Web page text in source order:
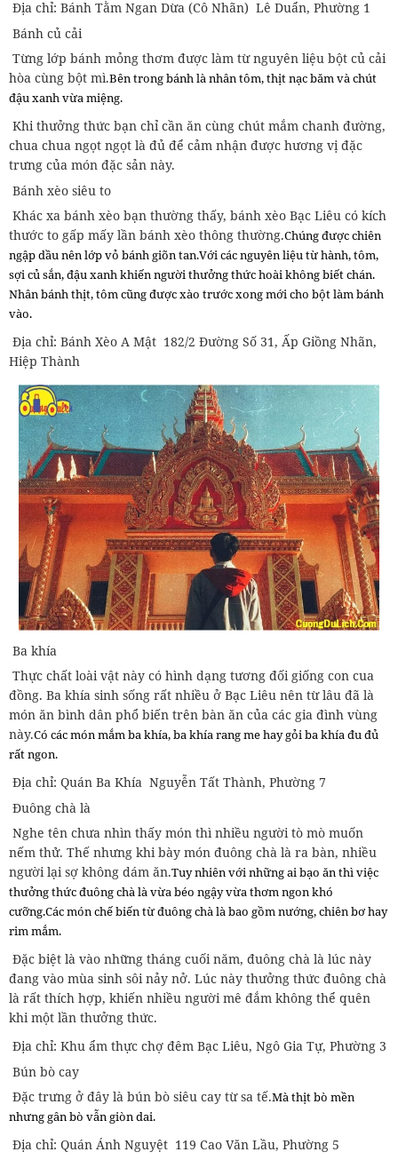
Địa chỉ: Bánh Tằm Ngan Dừa (Cô Nhãn) Lê Duẩn, Phường 1
Bánh củ cải
Từng lớp bánh mỏng thơm được làm từ nguyên liệu bột củ cải
hòa cùng bột mì.Bên trong bánh là nhân tôm, thịt nạc băm và chút
đậu xanh vừa miệng.
Khi thưởng thức bạn chỉ cần ăn cùng chút mắm chanh đường,
chua chua ngọt ngọt là đủ để cảm nhận được hương vị đặc
trưng của món đặc sản này.
Bánh xèo siêu to
Khác xa bánh xèo bạn thường thấy, bánh xèo Bạc Liêu có kích
thước to gấp mấy lần bánh xèo thông thường.Chúng được chiên
ngập dầu nên lớp vỏ bánh giõn tan.Với các nguyên liệu từ hành, tôm,
sợi củ sắn, đậu xanh khiến người thưởng thức hoài không biết chán.
Nhân bánh thịt, tôm cũng được xào trước xong mới cho bột làm bánh
vào.
Địa chỉ: Bánh Xèo A Mật 182/2 Đường Số 31, Ấp Giồng Nhãn,
Hiệp Thành
Ba khía
Thực chất loài vật này có hình dạng tương đối giống con cua
đồng. Ba khía sinh sống rất nhiều ở Bạc Liêu nên từ lâu đã là
món ăn bình dân phổ biến trên bàn ăn của các gia đình vùng
này.Có các món mắm ba khía, ba khía rang me hay gỏi ba khía đu đủ
rất ngon.
Địa chỉ: Quán Ba Khía Nguyễn Tất Thành, Phường 7
Đuông chà là
Nghe tên chưa nhìn thấy món thì nhiều người tò mò muốn
nếm thử. Thế nhưng khi bày món đuông chà là ra bàn, nhiều
người lại sợ không dám ăn.Tuy nhiên với những ai bạo ăn thì việc
thưởng thức đuông chà là vừa béo ngậy vừa thơm ngon khó
cưỡng.Các món chế biến từ đuông chà là bao gồm nướng, chiên bơ hay
rim mắm.
Đặc biệt là vào những tháng cuối năm, đuông chà là lúc này
đang vào mùa sinh sôi nảy nở. Lúc này thưởng thức đuông chà
là rất thích hợp, khiến nhiều người mê đắm không thể quên
khi một lần thưởng thức.
Địa chỉ: Khu ẩm thực chợ đêm Bạc Liêu, Ngô Gia Tự, Phường 3
Bún bò cay
Đặc trưng ở đây là bún bò siêu cay từ sa tế.Mà thịt bò mền
nhưng gân bò vẫn giòn dai.
Địa chỉ: Quán Ánh Nguyệt 119 Cao Văn Lầu, Phường 5